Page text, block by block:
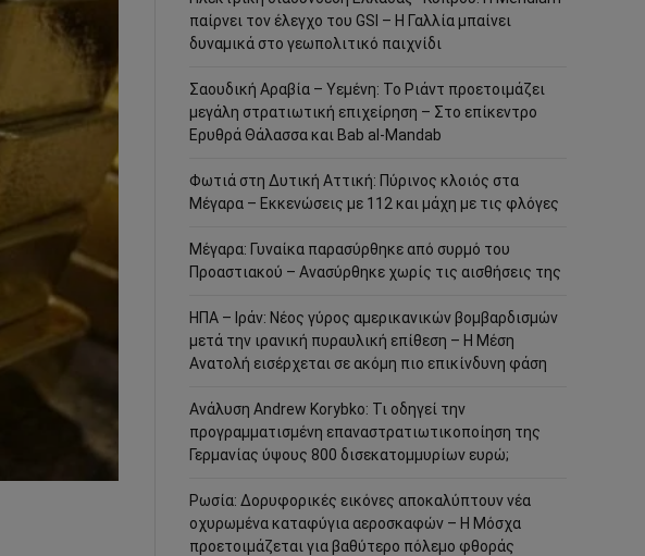
παίρνει τον έλεγχο του GSI – Η Γαλλία μπαίνει
δυναμικά στο γεωπολιτικό παιχνίδι
Σαουδική Αραβία – Υεμένη: Το Ριάντ προετοιμάζει
μεγάλη στρατιωτική επιχείρηση – Στο επίκεντρο
Ερυθρά Θάλασσα και Bab al-Mandab
Φωτιά στη Δυτική Αττική: Πύρινος κλοιός στα
Μέγαρα – Εκκενώσεις με 112 και μάχη με τις φλόγες
Μέγαρα: Γυναίκα παρασύρθηκε από συρμό του
Προαστιακού – Ανασύρθηκε χωρίς τις αισθήσεις της
ΗΠΑ – Ιράν: Νέος γύρος αμερικανικών βομβαρδισμών
μετά την ιρανική πυραυλική επίθεση – Η Μέση
Ανατολή εισέρχεται σε ακόμη πιο επικίνδυνη φάση
Ανάλυση Andrew Korybko: Τι οδηγεί την
προγραμματισμένη επαναστρατιωτικοποίηση της
Γερμανίας ύψους 800 δισεκατομμυρίων ευρώ;
Ρωσία: Δορυφορικές εικόνες αποκαλύπτουν νέα
οχυρωμένα καταφύγια αεροσκαφών – Η Μόσχα
προετοιμάζεται για βαθύτερο πόλεμο φθοράς